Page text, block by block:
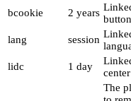
bcookie 2 years
lang
session
lidc
1 day
The